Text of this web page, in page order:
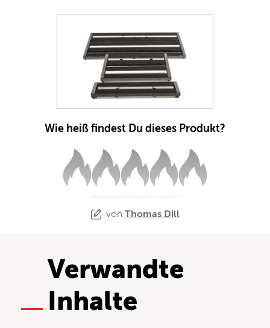
Wie heiß findest Du dieses Produkt?
von Thomas Dill
Verwandte
Inhalte